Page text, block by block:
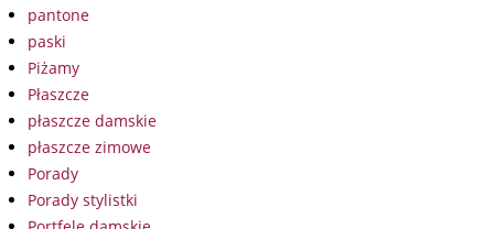
pantone
paski
Piżamy
Płaszcze
płaszcze damskie
płaszcze zimowe
Porady
Porady stylistki